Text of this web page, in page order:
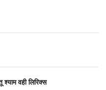
वही लिरिक्स